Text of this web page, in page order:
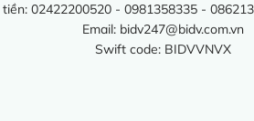
02422200520 - 0981358335 -
Email: bidv247@bidv.com.vn
Swift code: BIDVVNVX